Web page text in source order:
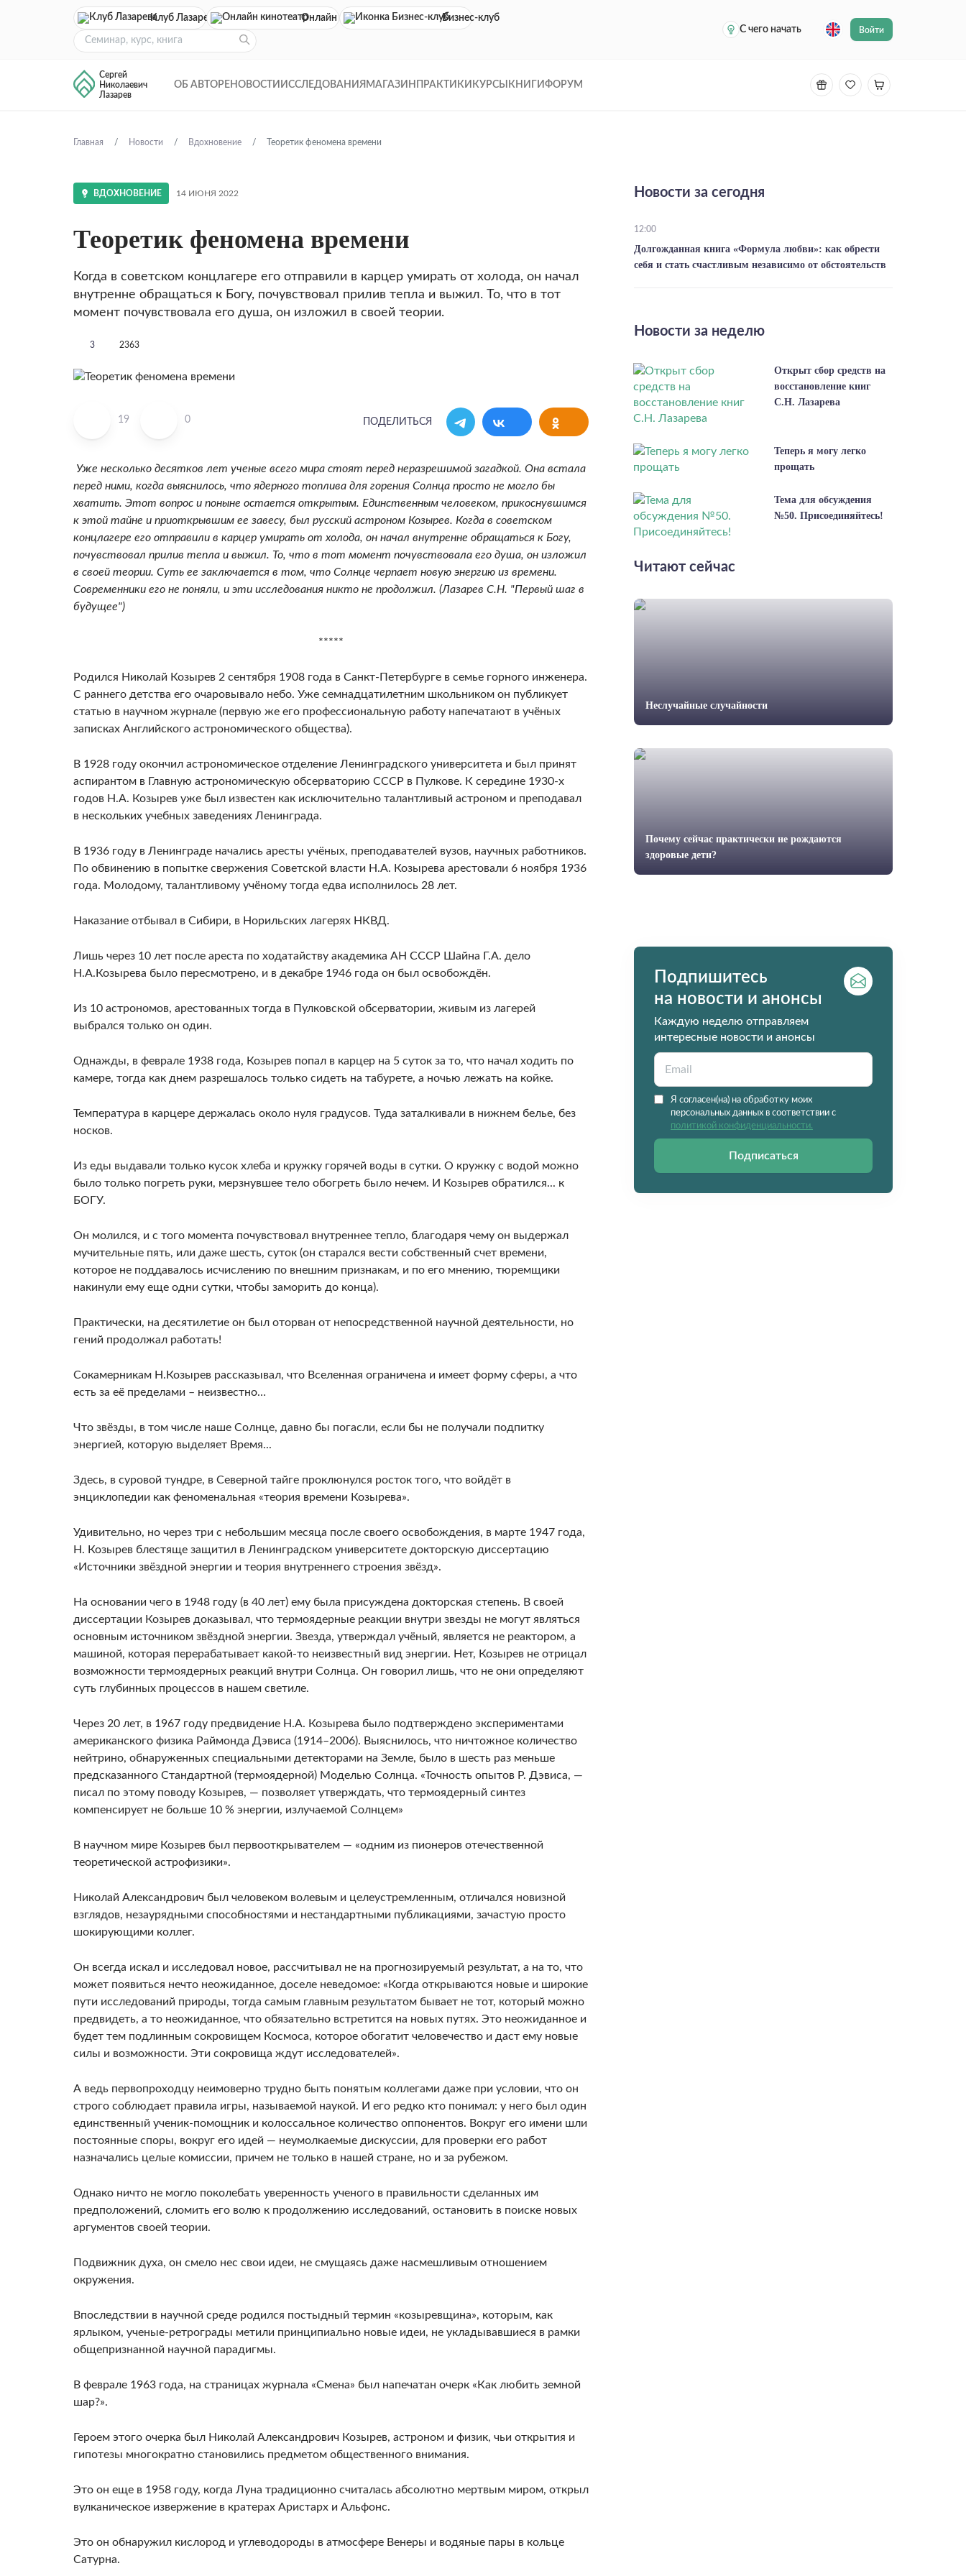
Клуб Лазарева Онлайн кинотеатр
Бизнес-клуб
С чего начать
Войти
Сергей
Николаевич
Лазарев
ОБ АВТОРЕ НОВОСТИ ИССЛЕДОВАНИЯ МАГАЗИН ПРАКТИКИ КУРСЫ КНИГИ ФОРУМ
Главная Новости Вдохновение Теоретик феномена времени
ВДОХНОВЕНИЕ 14 ИЮНЯ 2022
Теоретик феномена времени
Когда в советском концлагере его отправили в карцер умирать от холода, он начал
внутренне обращаться к Богу, почувствовал прилив тепла и выжил. То, что в тот
момент почувствовала его душа, он изложил в своей теории.
3 2363
19 0 ПОДЕЛИТЬСЯ
Уже несколько десятков лет ученые всего мира стоят перед неразрешимой загадкой. Она встала
перед ними, когда выяснилось, что ядерного топлива для горения Солнца просто не могло бы
хватить. Этот вопрос и поныне остается открытым. Единственным человеком, прикоснувшимся
к этой тайне и приоткрывшим ее завесу, был русский астроном Козырев. Когда в советском
концлагере его отправили в карцер умирать от холода, он начал внутренне обращаться к Богу,
почувствовал прилив тепла и выжил. То, что в тот момент почувствовала его душа, он изложил
в своей теории. Суть ее заключается в том, что Солнце черпает новую энергию из времени.
Современники его не поняли, и эти исследования никто не продолжил. (Лазарев С.Н. "Первый шаг в
будущее")
*****
Родился Николай Козырев 2 сентября 1908 года в Санкт-Петербурге в семье горного инженера.
С раннего детства его очаровывало небо. Уже семнадцатилетним школьником он публикует
статью в научном журнале (первую же его профессиональную работу напечатают в учёных
записках Английского астрономического общества).
В 1928 году окончил астрономическое отделение Ленинградского университета и был принят
аспирантом в Главную астрономическую обсерваторию СССР в Пулкове. К середине 1930-х
годов Н.А. Козырев уже был известен как исключительно талантливый астроном и преподавал
в нескольких учебных заведениях Ленинграда.
В 1936 году в Ленинграде начались аресты учёных, преподавателей вузов, научных работников.
По обвинению в попытке свержения Советской власти Н.А. Козырева арестовали 6 ноября 1936
года. Молодому, талантливому учёному тогда едва исполнилось 28 лет.
Наказание отбывал в Сибири, в Норильских лагерях НКВД.
Лишь через 10 лет после ареста по ходатайству академика АН СССР Шайна Г.А. дело
Н.А.Козырева было пересмотрено, и в декабре 1946 года он был освобождён.
Из 10 астрономов, арестованных тогда в Пулковской обсерватории, живым из лагерей
выбрался только он один.
Однажды, в феврале 1938 года, Козырев попал в карцер на 5 суток за то, что начал ходить по
камере, тогда как днем разрешалось только сидеть на табурете, а ночью лежать на койке.
Температура в карцере держалась около нуля градусов. Туда заталкивали в нижнем белье, без
носков.
Из еды выдавали только кусок хлеба и кружку горячей воды в сутки. О кружку с водой можно
было только погреть руки, мерзнувшее тело обогреть было нечем. И Козырев обратился... к
БОГУ.
Он молился, и с того момента почувствовал внутреннее тепло, благодаря чему он выдержал
мучительные пять, или даже шесть, суток (он старался вести собственный счет времени,
которое не поддавалось исчислению по внешним признакам, и по его мнению, тюремщики
накинули ему еще одни сутки, чтобы заморить до конца).
Практически, на десятилетие он был оторван от непосредственной научной деятельности, но
гений продолжал работать!
Сокамерникам Н.Козырев рассказывал, что Вселенная ограничена и имеет форму сферы, а что
есть за её пределами – неизвестно…
Что звёзды, в том числе наше Солнце, давно бы погасли, если бы не получали подпитку
энергией, которую выделяет Время...
Здесь, в суровой тундре, в Северной тайге проклюнулся росток того, что войдёт в
энциклопедии как феноменальная «теория времени Козырева».
Удивительно, но через три с небольшим месяца после своего освобождения, в марте 1947 года,
Н. Козырев блестяще защитил в Ленинградском университете докторскую диссертацию
«Источники звёздной энергии и теория внутреннего строения звёзд».
На основании чего в 1948 году (в 40 лет) ему была присуждена докторская степень. В своей
диссертации Козырев доказывал, что термоядерные реакции внутри звезды не могут являться
основным источником звёздной энергии. Звезда, утверждал учёный, является не реактором, а
машиной, которая перерабатывает какой-то неизвестный вид энергии. Нет, Козырев не отрицал
возможности термоядерных реакций внутри Солнца. Он говорил лишь, что не они определяют
суть глубинных процессов в нашем светиле.
Через 20 лет, в 1967 году предвидение Н.А. Козырева было подтверждено экспериментами
американского физика Раймонда Дэвиса (1914–2006). Выяснилось, что ничтожное количество
нейтрино, обнаруженных специальными детекторами на Земле, было в шесть раз меньше
предсказанного Стандартной (термоядерной) Моделью Солнца. «Точность опытов Р. Дэвиса, —
писал по этому поводу Козырев, — позволяет утверждать, что термоядерный синтез
компенсирует не больше 10 % энергии, излучаемой Солнцем»
В научном мире Козырев был первооткрывателем — «одним из пионеров отечественной
теоретической астрофизики».
Николай Александрович был человеком волевым и целеустремленным, отличался новизной
взглядов, незаурядными способностями и нестандартными публикациями, зачастую просто
шокирующими коллег.
Он всегда искал и исследовал новое, рассчитывал не на прогнозируемый результат, а на то, что
может появиться нечто неожиданное, доселе неведомое: «Когда открываются новые и широкие
пути исследований природы, тогда самым главным результатом бывает не тот, который можно
предвидеть, а то неожиданное, что обязательно встретится на новых путях. Это неожиданное и
будет тем подлинным сокровищем Космоса, которое обогатит человечество и даст ему новые
силы и возможности. Эти сокровища ждут исследователей».
А ведь первопроходцу неимоверно трудно быть понятым коллегами даже при условии, что он
строго соблюдает правила игры, называемой наукой. И его редко кто понимал: у него был один
единственный ученик-помощник и колоссальное количество оппонентов. Вокруг его имени шли
постоянные споры, вокруг его идей — неумолкаемые дискуссии, для проверки его работ
назначались целые комиссии, причем не только в нашей стране, но и за рубежом.
Однако ничто не могло поколебать уверенность ученого в правильности сделанных им
предположений, сломить его волю к продолжению исследований, остановить в поиске новых
аргументов своей теории.
Подвижник духа, он смело нес свои идеи, не смущаясь даже насмешливым отношением
окружения.
Впоследствии в научной среде родился постыдный термин «козыревщина», которым, как
ярлыком, ученые-ретрограды метили принципиально новые идеи, не укладывавшиеся в рамки
общепризнанной научной парадигмы.
В феврале 1963 года, на страницах журнала «Смена» был напечатан очерк «Как любить земной
шар?».
Героем этого очерка был Николай Александрович Козырев, астроном и физик, чьи открытия и
гипотезы многократно становились предметом общественного внимания.
Это он еще в 1958 году, когда Луна традиционно считалась абсолютно мертвым миром, открыл
вулканическое извержение в кратерах Аристарх и Альфонс.
Это он обнаружил кислород и углеводороды в атмосфере Венеры и водяные пары в кольце
Сатурна.
Новости за сегодня
12:00
Долгожданная книга «Формула любви»: как обрести
себя и стать счастливым независимо от обстоятельств
Новости за неделю
Открыт сбор средств на
восстановление книг
С.Н. Лазарева
Теперь я могу легко
прощать
Тема для обсуждения
№50. Присоединяйтесь!
Читают сейчас
Неслучайные случайности
Почему сейчас практически не рождаются
здоровые дети?
Подпишитесь
на новости и анонсы
Каждую неделю отправляем
интересные новости и анонсы
Я согласен(на) на обработку моих
персональных данных в соответствии с
политикой конфиденциальности.
Подписаться